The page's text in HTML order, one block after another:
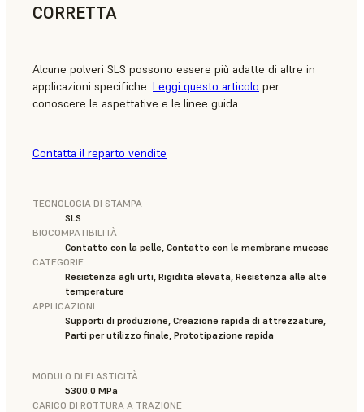
CORRETTA
Alcune polveri SLS possono essere più adatte di altre in
applicazioni specifiche. Leggi questo articolo per
conoscere le aspettative e le linee guida.
Contatta il reparto vendite
TECNOLOGIA DI STAMPA
SLS
BIOCOMPATIBILITÀ
Contatto con la pelle, Contatto con le membrane mucose
CATEGORIE
Resistenza agli urti, Rigidità elevata, Resistenza alle alte
temperature
APPLICAZIONI
Supporti di produzione, Creazione rapida di attrezzature,
Parti per utilizzo finale, Prototipazione rapida
MODULO DI ELASTICITÀ
5300.0 MPa
CARICO DI ROTTURA A TRAZIONE